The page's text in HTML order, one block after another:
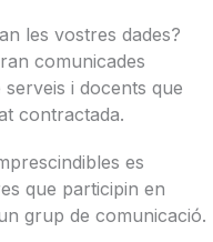
les vostres dades?
comunicades
i docents que
contractada.
es
que participin en
grup de comunicació.